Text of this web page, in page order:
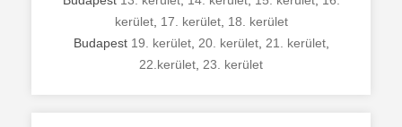
kerület, 17. kerület, 18. kerület
Budapest 19. kerület, 20. kerület, 21. kerület,
22.kerület 23. kerület